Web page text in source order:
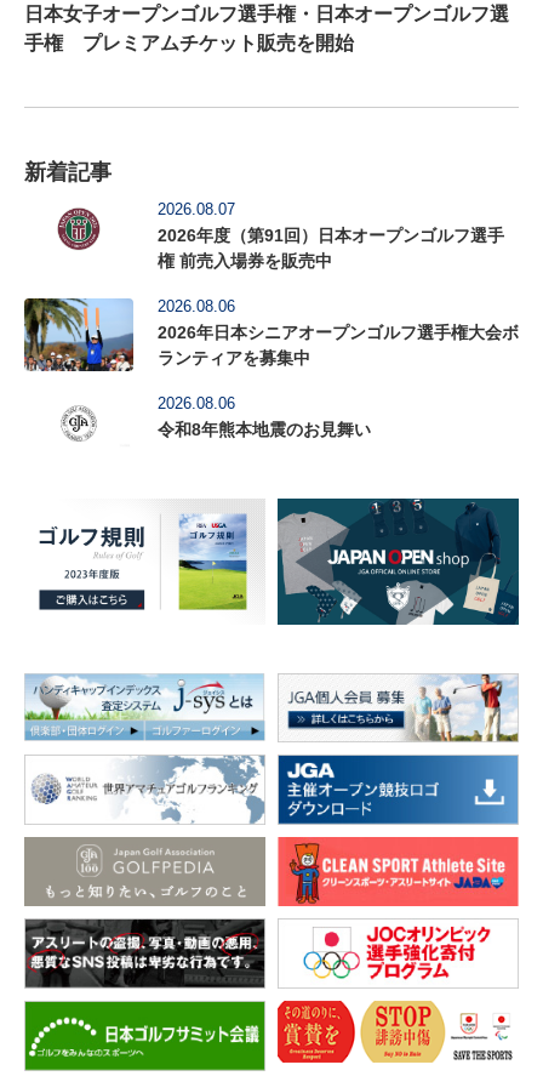
日本女子オープンゴルフ選手権・日本オープンゴルフ選
手権 プレミアムチケット販売を開始
新着記事
2026.08.07
2026年度（第91回）日本オープンゴルフ選手
権 前売入場券を販売中
2026.08.06
2026年日本シニアオープンゴルフ選手権大会ボ
ランティアを募集中
2026.08.06
令和8年熊本地震のお見舞い